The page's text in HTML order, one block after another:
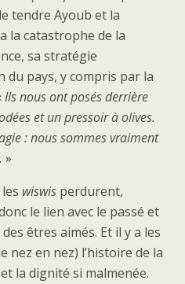
tendre Ayoub et la
la catastrophe de la
sa stratégie
du pays, y compris par la
Ils nous ont posés derrière
et un pressoir à olives.
: nous sommes vraiment
»
wiswis perdurent,
le lien avec le passé et
êtres aimés. Et il y a les
nez en nez) l’histoire de la
la dignité si malmenée.